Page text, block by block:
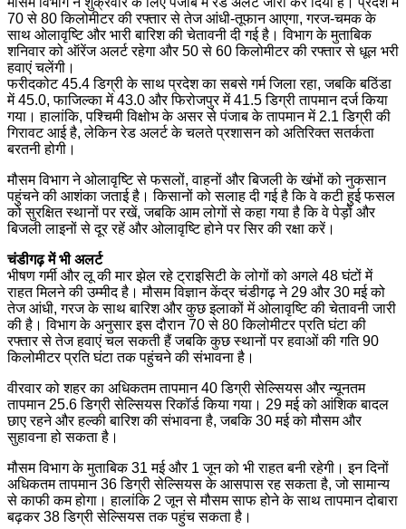
70 से 80 किलोमीटर की रफ्तार से तेज आंधी-तूफान आएगा, गरज-चमक के
साथ ओलावृष्टि और भारी बारिश की चेतावनी दी गई है। विभाग के मुताबिक
शनिवार को ऑरेंज अलर्ट रहेगा और 50 से 60 किलोमीटर की रफ्तार से धूल भरी
हवाएं चलेंगी।
फरीदकोट 45.4 डिग्री के साथ प्रदेश का सबसे गर्म जिला रहा, जबकि बठिंडा
में 45.0, फाजिल्का में 43.0 और फिरोजपुर में 41.5 डिग्री तापमान दर्ज किया
गया। हालांकि, पश्चिमी विक्षोभ के असर से पंजाब के तापमान में 2.1 डिग्री की
गिरावट आई है, लेकिन रेड अलर्ट के चलते प्रशासन को अतिरिक्त सतर्कता
बरतनी होगी।
मौसम विभाग ने ओलावृष्टि से फसलों, वाहनों और बिजली के खंभों को नुकसान
पहुंचने की आशंका जताई है। किसानों को सलाह दी गई है कि वे कटी हुई फसल
को सुरक्षित स्थानों पर रखें, जबकि आम लोगों से कहा गया है कि वे पेड़ों और
बिजली लाइनों से दूर रहें और ओलावृष्टि होने पर सिर की रक्षा करें।
चंडीगढ़ में भी अलर्ट
भीषण गर्मी और लू की मार झेल रहे ट्राइसिटी के लोगों को अगले 48 घंटों में
राहत मिलने की उम्मीद है। मौसम विज्ञान केंद्र चंडीगढ़ ने 29 और 30 मई को
तेज आंधी, गरज के साथ बारिश और कुछ इलाकों में ओलावृष्टि की चेतावनी जारी
की है। विभाग के अनुसार इस दौरान 70 से 80 किलोमीटर प्रति घंटा की
रफ्तार से तेज हवाएं चल सकती हैं जबकि कुछ स्थानों पर हवाओं की गति 90
किलोमीटर प्रति घंटा तक पहुंचने की संभावना है।
वीरवार को शहर का अधिकतम तापमान 40 डिग्री सेल्सियस और न्यूनतम
तापमान 25.6 डिग्री सेल्सियस रिकॉर्ड किया गया। 29 मई को आंशिक बादल
छाए रहने और हल्की बारिश की संभावना है, जबकि 30 मई को मौसम और
सुहावना हो सकता है।
मौसम विभाग के मुताबिक 31 मई और 1 जून को भी राहत बनी रहेगी। इन दिनों
अधिकतम तापमान 36 डिग्री सेल्सियस के आसपास रह सकता है, जो सामान्य
से काफी कम होगा। हालांकि 2 जून से मौसम साफ होने के साथ तापमान दोबारा
बढ़कर 38 डिग्री सेल्सियस तक पहुंच सकता है।